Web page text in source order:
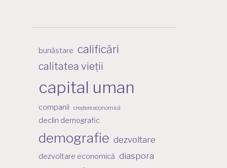
bunăstare calificări
calitatea vieții
capital uman
companii creștere economică
declin demografic
demografie dezvoltare
dezvoltare economică diaspora